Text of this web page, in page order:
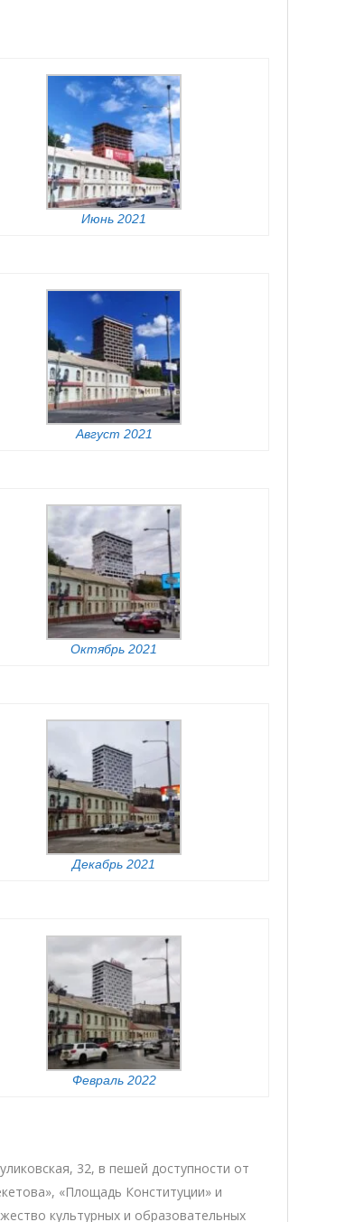
Июнь 2021
Август 2021
Октябрь 2021
Декабрь 2021
Февраль 2022
32, в пешей доступности от
«Площадь Конституции» и
культурных и образовательных